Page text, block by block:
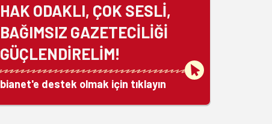
HAK ODAKLI, ÇOK SESLİ,
BAĞIMSIZ GAZETECİLİĞİ
GÜÇLENDİRELİM!
bianet'e destek olmak için tıklayın